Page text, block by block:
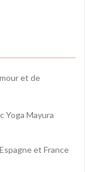
et de
Yoga Mayura
et France